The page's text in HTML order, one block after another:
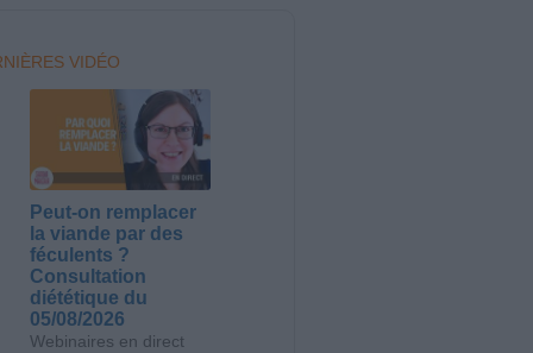
VIDÉO
Peut-on remplacer
la viande par des
féculents ?
Consultation
diététique du
05/08/2026
Webinaires en direct